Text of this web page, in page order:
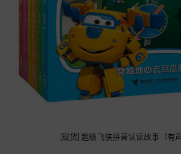
[现货] 超级飞侠拼音认读故事（有